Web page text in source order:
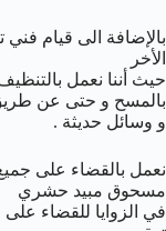
بالإضافة الى قيام فني
الأخر
حيث أننا نعمل
بالمسح و حتى عن
و وسائل حديثة .
نعمل بالقضاء على
مسحوق مبيد حشري
في الزوايا للقضاء